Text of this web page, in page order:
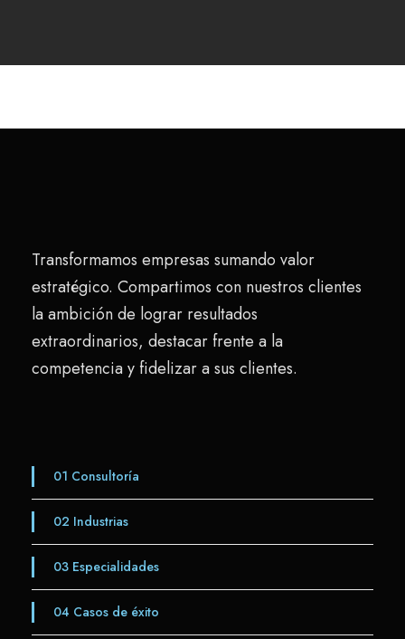
Transformamos empresas sumando valor
estratégico. Compartimos con nuestros clientes
la ambición de lograr resultados
extraordinarios, destacar frente a la
competencia y fidelizar a sus clientes.
01 Consultoría
02 Industrias
03 Especialidades
04 Casos de éxito